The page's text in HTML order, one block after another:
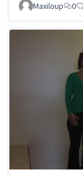
Maxiloup
0